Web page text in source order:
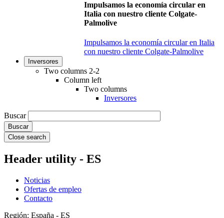
Impulsamos la economía circular en
Italia con nuestro cliente Colgate-
Palmolive
Impulsamos la economía circular en Italia
con nuestro cliente Colgate-Palmolive
Inversores
Two columns 2-2
Column left
Two columns
Inversores
Buscar
Close search
Header utility - ES
Noticias
Ofertas de empleo
Contacto
Región: España - ES